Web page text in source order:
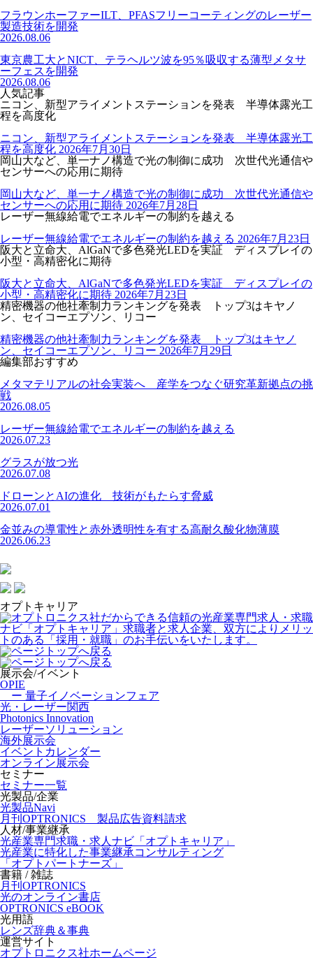
フラウンホーファーILT、PFASフリーコーティングのレーザー
製造技術を開発
2026.08.06
東京農工大とNICT、テラヘルツ波を95％吸収する薄型メタサ
ーフェスを開発
2026.08.06
人気記事
ニコン、新型アライメントステーションを発表 半導体露光工
程を高度化
ニコン、新型アライメントステーションを発表 半導体露光工
程を高度化 2026年7月30日
岡山大など、単一ナノ構造で光の制御に成功 次世代光通信や
センサーへの応用に期待
岡山大など、単一ナノ構造で光の制御に成功 次世代光通信や
センサーへの応用に期待 2026年7月28日
レーザー無線給電でエネルギーの制約を越える
レーザー無線給電でエネルギーの制約を越える 2026年7月23日
阪大と立命大、AlGaNで多色発光LEDを実証 ディスプレイの
小型・高精密化に期待
阪大と立命大、AlGaNで多色発光LEDを実証 ディスプレイの
小型・高精密化に期待 2026年7月23日
精密機器の他社牽制力ランキングを発表 トップ3はキヤノ
ン、セイコーエプソン、リコー
精密機器の他社牽制力ランキングを発表 トップ3はキヤノ
ン、セイコーエプソン、リコー 2026年7月29日
編集部おすすめ
メタマテリアルの社会実装へ 産学をつなぐ研究革新拠点の挑
戦
2026.08.05
レーザー無線給電でエネルギーの制約を越える
2026.07.23
グラスが放つ光
2026.07.08
ドローンとAIの進化 技術がもたらす脅威
2026.07.01
金並みの導電性と赤外透明性を有する高耐久酸化物薄膜
2026.06.23
オプトキャリア
展示会/イベント
OPIE
ー 量子イノベーションフェア
光・レーザー関西
Photonics Innovation
レーザーソリューション
海外展示会
イベントカレンダー
オンライン展示会
セミナー
セミナー一覧
光製品/企業
光製品Navi
月刊OPTRONICS 製品広告資料請求
人材/事業継承
光産業専門求職・求人ナビ「オプトキャリア」
光産業に特化した事業継承コンサルティング
「オプトパートナーズ」
書籍 / 雑誌
月刊OPTRONICS
光のオンライン書店
OPTRONICS eBOOK
光用語
レンズ辞典＆事典
運営サイト
オプトロニクス社ホームページ